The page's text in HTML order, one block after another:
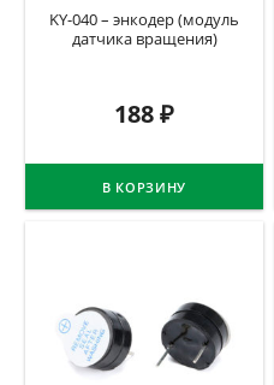
KY-040 – энкодер (модуль
датчика вращения)
188₽
В КОРЗИНУ